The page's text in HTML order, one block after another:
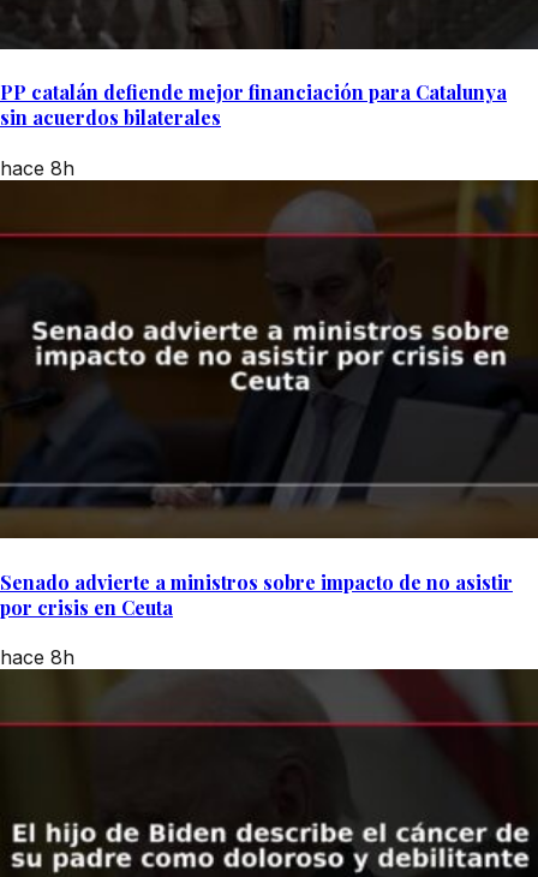
PP catalán defiende mejor financiación para Catalunya
sin acuerdos bilaterales
hace 8h
Senado advierte a ministros sobre impacto de no asistir
por crisis en Ceuta
hace 8h